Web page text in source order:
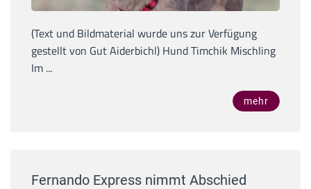
(Text und Bildmaterial wurde uns zur Verfügung
gestellt von Gut Aiderbichl) Hund Timchik Mischling
Im ...
mehr
Fernando Express nimmt Abschied